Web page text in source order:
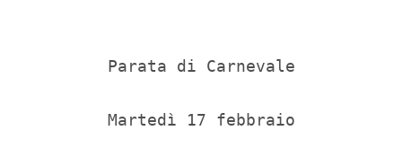
Parata di Carnevale
Martedì 17 febbraio